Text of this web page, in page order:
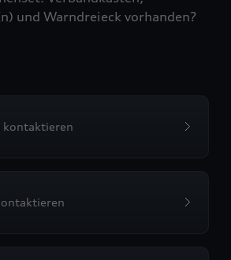
und Warndreieck vorhanden?
kontaktieren